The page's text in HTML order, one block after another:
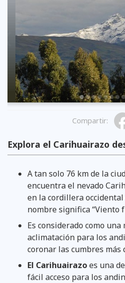
Previous
Compartir:
Explora el Carihuairazo
A tan solo 76 km de la
encuentra el nevado
en la cordillera occidental
nombre significa “Viento
Es considerado como
aclimatación para los
coronar las cumbres más
El Carihuairazoes una
fácil acceso para los